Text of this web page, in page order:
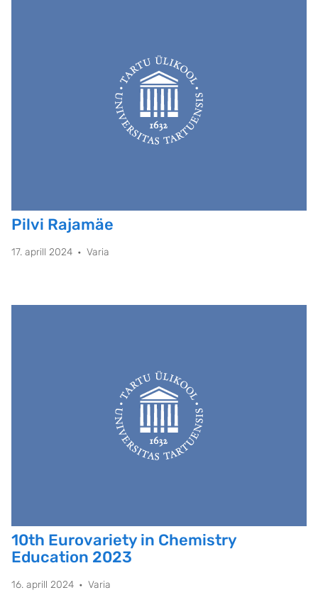
Pilvi Rajamäe
17. aprill 2024 Varia
10th Eurovariety in Chemistry
Education 2023
16. aprill 2024 Varia